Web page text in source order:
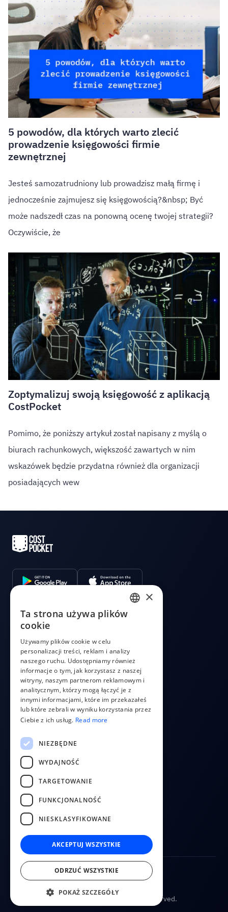
5 powodów, dla których warto zlecić
prowadzenie księgowości firmie
zewnętrznej
Jesteś samozatrudniony lub prowadzisz małą firmę i
jednocześnie zajmujesz się księgowością?&nbsp; Być
może nadszedł czas na ponowną ocenę twojej strategii?
Oczywiście, że
Zoptymalizuj swoją księgowość z aplikacją
CostPocket
Pomimo, że poniższy artykuł został napisany z myślą o
biurach rachunkowych, większość zawartych w nim
wskazówek będzie przydatna również dla organizacji
posiadających wew
PRODUCT
Wycena
CostPocket API
OCR API
Aplikacja do wysyłania faktur
COMPANY
Kontakt
Blog
FOLLOW US
YouTube
Facebook
LinkedIn
© 2026 CostPocket. All rights reserved.
Polityka prywatności
Warunki usługi
ENGLISH
LATVIAN
POLISH
RUSSIAN
FINNISH
×
Ta strona używa plików
cookie
Używamy plików cookie w celu
personalizacji treści, reklam i analizy
naszego ruchu. Udostępniamy również
informacje o tym, jak korzystasz z naszej
witryny, naszym partnerom reklamowym i
analitycznym, którzy mogą łączyć je z
innymi informacjami, które im przekazałeś
lub które zebrali w wyniku korzystania przez
Ciebie z ich usług. Read more
NIEZBĘDNE
WYDAJNOŚĆ
TARGETOWANIE
FUNKCJONALNOŚĆ
NIESKLASYFIKOWANE
AKCEPTUJ WSZYSTKIE
ODRZUĆ WSZYSTKIE
POKAŻ SZCZEGÓŁY